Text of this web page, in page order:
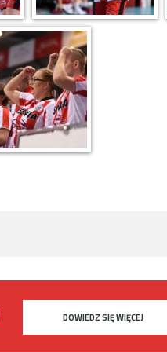
DOWIEDZ SIĘ WIĘCEJ